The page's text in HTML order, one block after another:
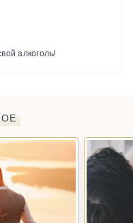
алкоголь/